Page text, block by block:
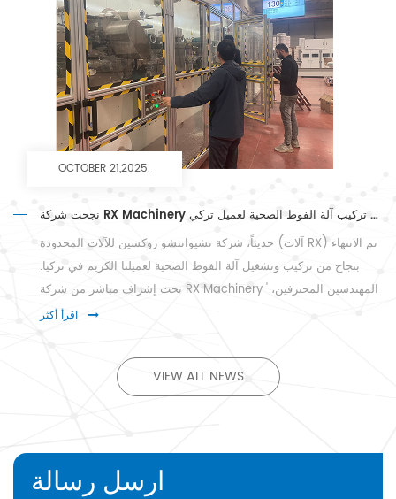
OCTOBER 21,2025.
نجحت شركة RX Machinery في تركيب آلة الفوط الصحية لعميل تركي
حديثاً، شركة تشيوانتشو روكسين للآلات المحدودة (آلات RX) تم الانتهاء
بنجاح من تركيب وتشغيل آلة الفوط الصحية لعميلنا الكريم في تركيا.
تحت إشراف مباشر من شركة RX Machinery ' المهندسين المحترفين،
اقرأ أكثر
VIEW ALL NEWS
ارسل رسالة